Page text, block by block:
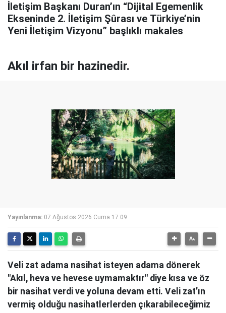
İletişim Başkanı Duran’ın “Dijital Egemenlik
Ekseninde 2. İletişim Şûrası ve Türkiye’nin
Yeni İletişim Vizyonu” başlıklı makales
Akıl irfan bir hazinedir.
Yayınlanma: 07 Ağustos 2026 Cuma 17:09
Veli zat adama nasihat isteyen adama dönerek
"Akıl, heva ve hevese uymamaktır" diye kısa ve öz
bir nasihat verdi ve yoluna devam etti. Veli zat’ın
vermiş olduğu nasihatlerlerden çıkarabileceğimiz